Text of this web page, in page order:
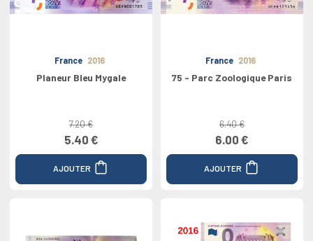
France 2016
Planeur Bleu Mygale
7.20 €
5.40 €
AJOUTER
France 2016
75 - Parc Zoologique Paris
6.40 €
6.00 €
AJOUTER